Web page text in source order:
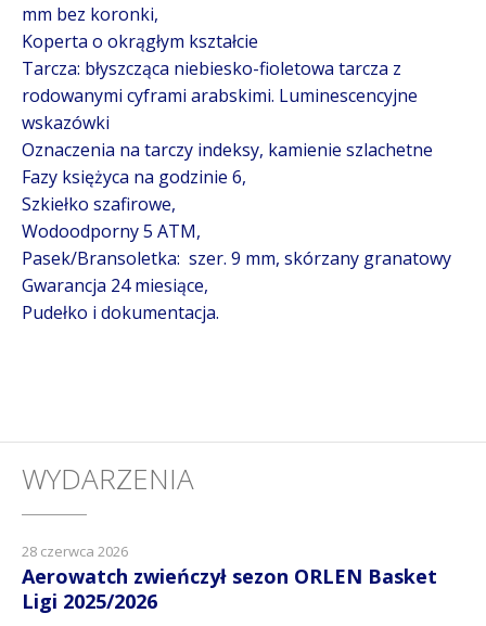
mm bez koronki,
Koperta o okrągłym kształcie
Tarcza: błyszcząca niebiesko-fioletowa tarcza z
rodowanymi cyframi arabskimi. Luminescencyjne
wskazówki
Oznaczenia na tarczy indeksy, kamienie szlachetne
Fazy księżyca na godzinie 6,
Szkiełko szafirowe,
Wodoodporny 5 ATM,
Pasek/Bransoletka: szer. 9 mm, skórzany granatowy
Gwarancja 24 miesiące,
Pudełko i dokumentacja.
WYDARZENIA
28 czerwca 2026
Aerowatch zwieńczył sezon ORLEN Basket
Ligi 2025/2026